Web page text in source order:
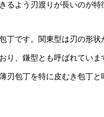
るよう刃渡りが長いのが特
丁です。関東型は刃の形
り、鎌型とも呼ばれてい
刃包丁を特に皮むき包丁